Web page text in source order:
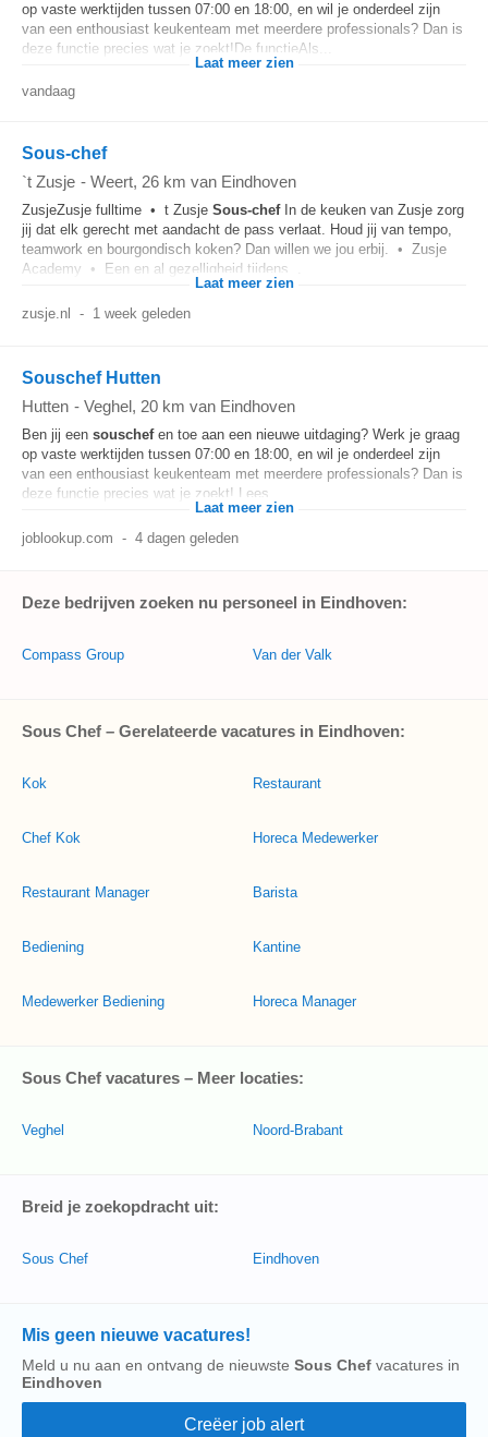
op vaste werktijden tussen 07:00 en 18:00, en wil je onderdeel zijn
van een enthousiast keukenteam met meerdere professionals? Dan is
deze functie precies wat je zoekt!De functieAls...
Laat meer zien
vandaag
Sous-chef
`t Zusje - Weert, 26 km van Eindhoven
ZusjeZusje fulltime • t Zusje Sous-chefIn de keuken van Zusje zorg
jij dat elk gerecht met aandacht de pass verlaat. Houd jij van tempo,
teamwork en bourgondisch koken? Dan willen we jou erbij. • Zusje
Academy • Een en al gezelligheid tijdens...
Laat meer zien
zusje.nl - 1 week geleden
Souschef Hutten
Hutten - Veghel, 20 km van Eindhoven
Ben jij een souschefen toe aan een nieuwe uitdaging? Werk je graag
op vaste werktijden tussen 07:00 en 18:00, en wil je onderdeel zijn
van een enthousiast keukenteam met meerdere professionals? Dan is
deze functie precies wat je zoekt! Lees...
Laat meer zien
joblookup.com - 4 dagen geleden
Deze bedrijven zoeken nu personeel in Eindhoven:
Compass Group Van der Valk
Sous Chef – Gerelateerde vacatures in Eindhoven:
Kok
Chef Kok
Restaurant Manager
Bediening
Medewerker Bediening
Restaurant
Horeca Medewerker
Barista
Kantine
Horeca Manager
Sous Chef vacatures – Meer locaties:
Veghel Noord-Brabant
Breid je zoekopdracht uit:
Sous Chef Eindhoven
Mis geen nieuwe vacatures!
Meld u nu aan en ontvang de nieuwste Sous Chef vacatures in
Eindhoven